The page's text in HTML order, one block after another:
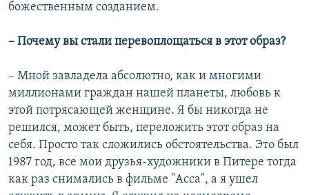
божественным созданием.
– Почему вы стали перевоплощаться в этот образ?
– Мной завладела абсолютно, как и многими
миллионами граждан нашей планеты, любовь к
этой потрясающей женщине. Я бы никогда не
решился, может быть, переложить этот образ на
себя. Просто так сложились обстоятельства. Это был
1987 год, все мои друзья-художники в Питере тогда
как раз снимались в фильме "Асса", а я ушел